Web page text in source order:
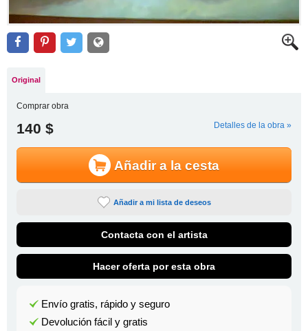
Original
Comprar obra
140 $ Detalles de la obra »
Añadir a la cesta
Añadir a mi lista de deseos
Contacta con el artista
Hacer oferta por esta obra
Envío gratis, rápido y seguro
Devolución fácil y gratis